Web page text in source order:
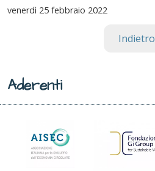
venerdì 25 febbraio 2022
Indietro
Aderenti